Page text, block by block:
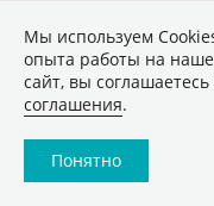
Мы используем
опыта работы на
сайт, вы
соглашения.
Понятно